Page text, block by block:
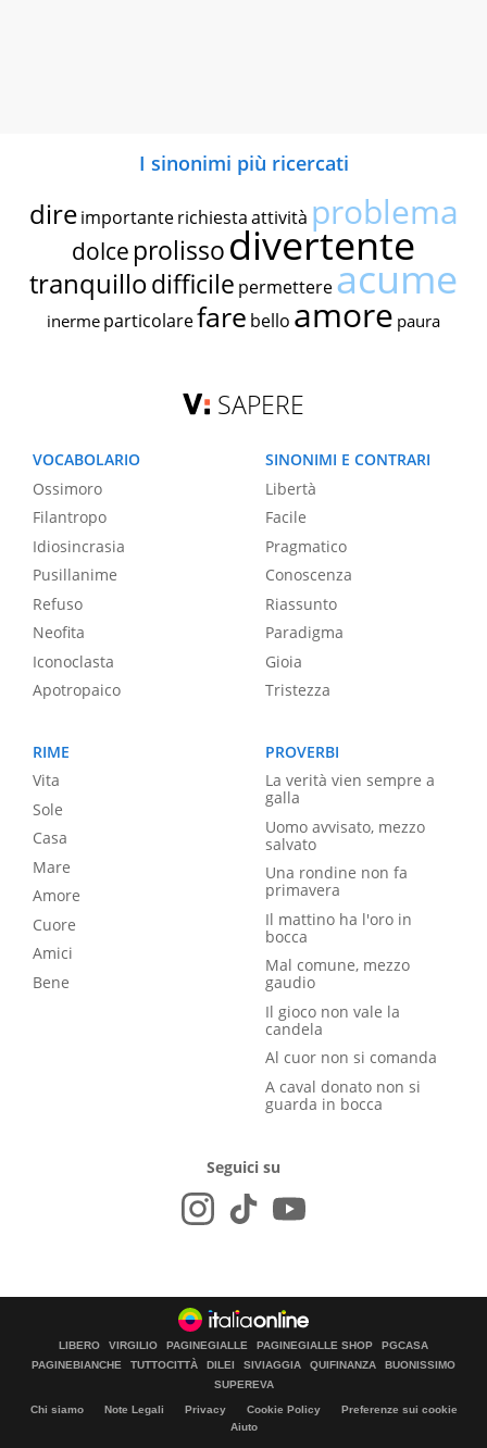
I sinonimi più ricercati
dire importante richiestaattività problema
dolce prolissodivertente
tranquillodifficile permettereacume
inerme particolarefare bello amore paura
SAPERE
VOCABOLARIO
Ossimoro
Filantropo
Idiosincrasia
Pusillanime
Refuso
Neofita
Iconoclasta
Apotropaico
SINONIMI E CONTRARI
Libertà
Facile
Pragmatico
Conoscenza
Riassunto
Paradigma
Gioia
Tristezza
RIME
Vita
Sole
Casa
Mare
Amore
Cuore
Amici
Bene
PROVERBI
La verità vien sempre a
galla
Uomo avvisato, mezzo
salvato
Una rondine non fa
primavera
Il mattino ha l'oro in
bocca
Mal comune, mezzo
gaudio
Il gioco non vale la
candela
Al cuor non si comanda
A caval donato non si
guarda in bocca
Seguici su
LIBERO VIRGILIO PAGINEGIALLE PAGINEGIALLE SHOP
PGCASA
PAGINEBIANCHE
TUTTOCITTÀ DILEI SIVIAGGIA QUIFINANZA
BUONISSIMO
SUPEREVA
Chi siamo Note Legali Privacy Cookie Policy
Preferenze sui cookie
Aiuto